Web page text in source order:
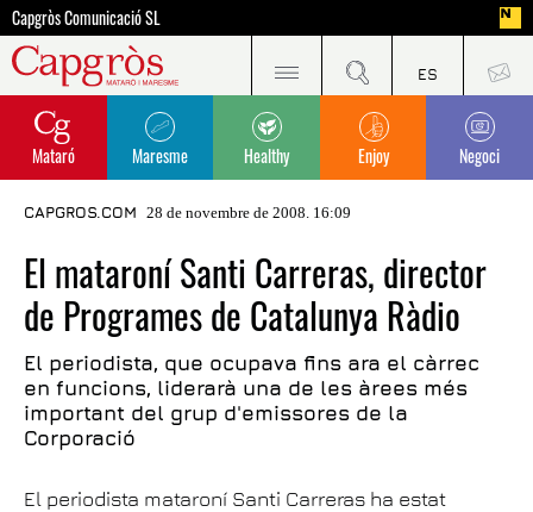
Capgròs Comunicació SL
Mataró Maresme Healthy Enjoy Negoci
CAPGROS.COM 28 de novembre de 2008. 16:09
El mataroní Santi Carreras, director
de Programes de Catalunya Ràdio
El periodista, que ocupava fins ara el càrrec
en funcions, liderarà una de les àrees més
important del grup d'emissores de la
Corporació
El periodista mataroní Santi Carreras ha estat